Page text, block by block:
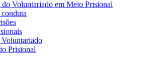
Voluntariado em Meio Prisional
Prisional